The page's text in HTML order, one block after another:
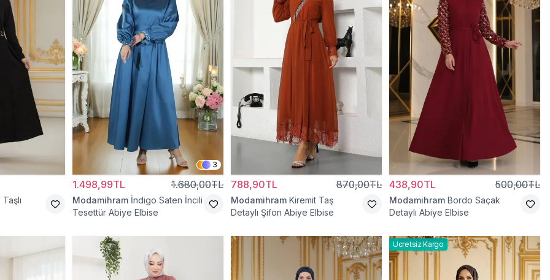
3
1.498,99TL 1.680,00TL
Modamihram İndigo Saten İncili
Tesettür Abiye Elbise
788,90TL 870,00TL
Modamihram Kiremit Taş
Detaylı Şifon Abiye Elbise
438,90TL 500,00TL
Modamihram Bordo Saçak
Detaylı Abiye Elbise
Ücretsiz Kargo